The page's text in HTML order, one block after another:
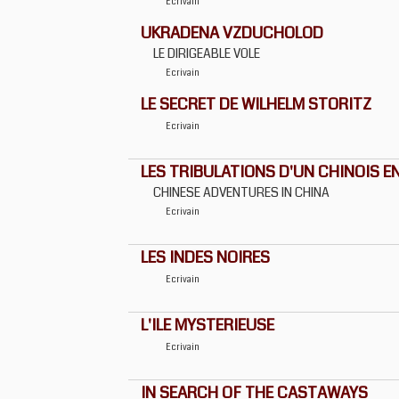
UKRADENA VZDUCHOLOD
LE DIRIGEABLE VOLE
Ecrivain
LE SECRET DE WILHELM STORITZ
Ecrivain
LES TRIBULATIONS D'UN CHINOIS
CHINESE ADVENTURES IN CHINA
Ecrivain
LES INDES NOIRES
Ecrivain
L'ILE MYSTERIEUSE
Ecrivain
IN SEARCH OF THE CASTAWAYS